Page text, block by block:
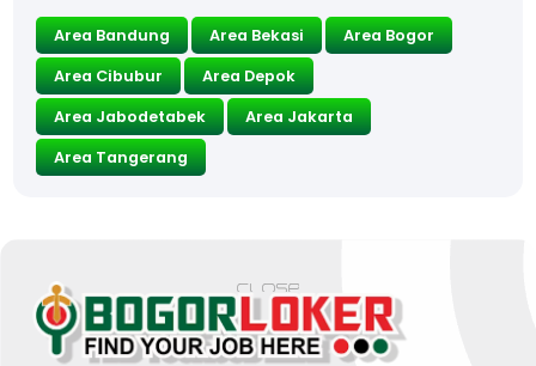
Area Bandung Area Bekasi
Area Bogor
Area Cibubur
Area Depok
Area Jabodetabek
Area Jakarta
Area Tangerang